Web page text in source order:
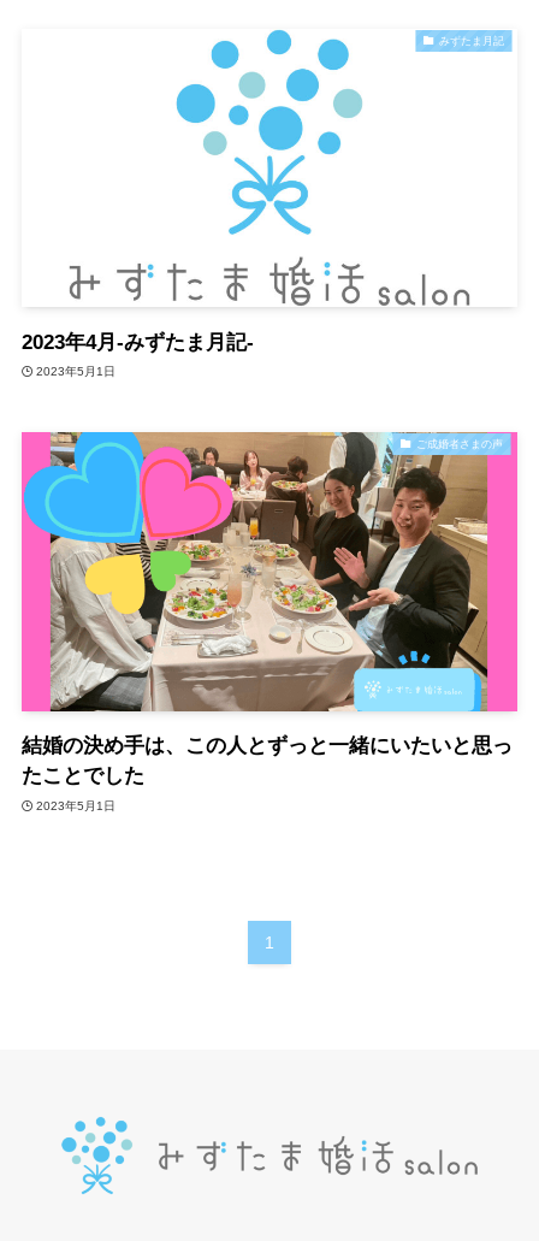
みずたま月記
2023年4月-みずたま月記-
2023年5月1日
ご成婚者さまの声
結婚の決め手は、この人とずっと一緒にいたいと思っ
たことでした
2023年5月1日
1